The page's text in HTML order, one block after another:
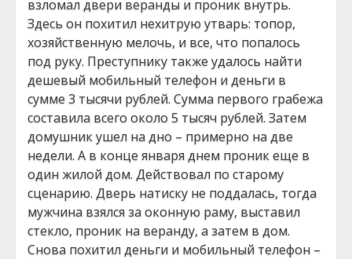
взломал двери веранды и проник внутрь.
Здесь он похитил нехитрую утварь: топор,
хозяйственную мелочь, и все, что попалось
под руку. Преступнику также удалось найти
дешевый мобильный телефон и деньги в
сумме 3 тысячи рублей. Сумма первого грабежа
составила всего около 5 тысяч рублей. Затем
домушник ушел на дно – примерно на две
недели. А в конце января днем проник еще в
один жилой дом. Действовал по старому
сценарию. Дверь натиску не поддалась, тогда
мужчина взялся за оконную раму, выставил
стекло, проник на веранду, а затем в дом.
Снова похитил деньги и мобильный телефон –